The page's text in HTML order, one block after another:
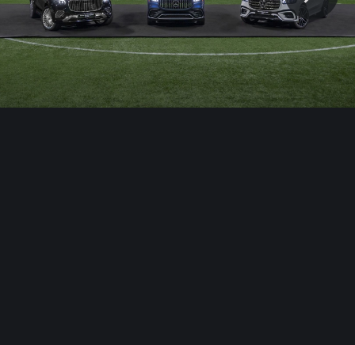
© Motocaina.pl All rights reserved.